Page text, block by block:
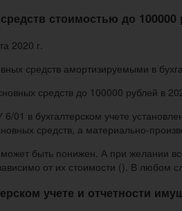
стоимостью до 100000
2020 г.
средств амортизируемыми в
средств до 100000 рублей в
6/01 в бухгалтерском учете
средств, а материально-
быть понижен. А при желании
от их стоимости (). В любом
учете и отчетности